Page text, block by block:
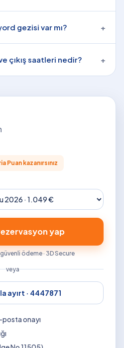
gezisi var mı? +
çıkış saatleri nedir? +
Puan kazanırsınız
yap
ödeme · 3D Secure
veya
ayırt · 4447871
posta onayı